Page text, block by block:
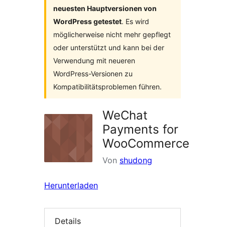
neuesten Hauptversionen von
WordPress getestet. Es wird
möglicherweise nicht mehr gepflegt
oder unterstützt und kann bei der
Verwendung mit neueren
WordPress-Versionen zu
Kompatibilitätsproblemen führen.
WeChat
Payments for
WooCommerce
Von shudong
Herunterladen
Details